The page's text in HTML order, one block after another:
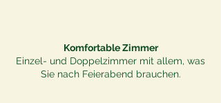
Komfortable Zimmer
Einzel- und Doppelzimmer mit allem, was
Sie nach Feierabend brauchen.